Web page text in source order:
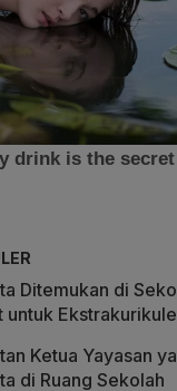
Ditemukan di
untuk
Ketua Yayasan
di Ruang Sekolah